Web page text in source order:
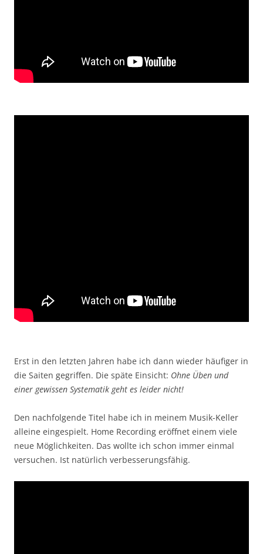
Erst in den letzten Jahren habe ich dann wieder häufiger in
die Saiten gegriffen. Die späte Einsicht: Ohne Üben und
einer gewissen Systematik geht es leider nicht!
Den nachfolgende Titel habe ich in meinem Musik-Keller
alleine eingespielt. Home Recording eröffnet einem viele
neue Möglichkeiten. Das wollte ich schon immer einmal
versuchen. Ist natürlich verbesserungsfähig.